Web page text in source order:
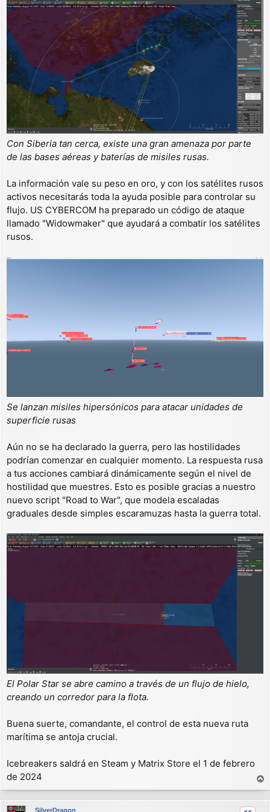
Con Siberia tan cerca, existe una gran amenaza por parte
de las bases aéreas y baterías de misiles rusas.
La información vale su peso en oro, y con los satélites rusos
activos necesitarás toda la ayuda posible para controlar su
flujo. US CYBERCOM ha preparado un código de ataque
llamado "Widowmaker" que ayudará a combatir los satélites
rusos.
Se lanzan misiles hipersónicos para atacar unidades de
superficie rusas
Aún no se ha declarado la guerra, pero las hostilidades
podrían comenzar en cualquier momento. La respuesta rusa
a tus acciones cambiará dinámicamente según el nivel de
hostilidad que muestres. Esto es posible gracias a nuestro
nuevo script "Road to War", que modela escaladas
graduales desde simples escaramuzas hasta la guerra total.
El Polar Star se abre camino a través de un flujo de hielo,
creando un corredor para la flota.
Buena suerte, comandante, el control de esta nueva ruta
marítima se antoja crucial.
Icebreakers saldrá en Steam y Matrix Store el 1 de febrero
de 2024
r
r
SilverDragon